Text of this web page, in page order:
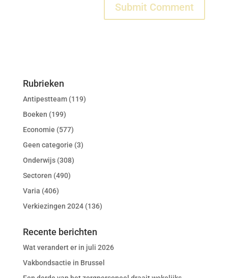
Rubrieken
Antipestteam(119)
Boeken (199)
Economie (577)
Geen categorie (3)
Onderwijs(308)
Sectoren (490)
Varia (406)
Verkiezingen 2024(136)
Recente berichten
Wat verandert er in juli 2026
Vakbondsactie in Brussel